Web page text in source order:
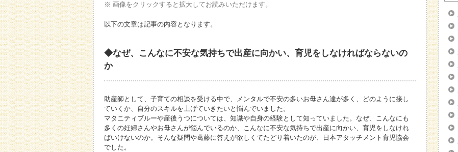
※ 画像をクリックすると拡大してお読みいただけます。
以下の文章は記事の内容となります。
◆なぜ、こんなに不安な気持ちで出産に向かい、育児をしなければならないの
か
助産師として、子育ての相談を受ける中で、メンタルで不安の多いお母さん達が多く、どのように接し
ていくか、自分のスキルを上げていきたいと悩んでいました。
マタニティブルーや産後うつについては、知識や自身の経験として知っていました。なぜ、こんなにも
多くの妊婦さんやお母さんが悩んでいるのか、こんなに不安な気持ちで出産に向かい、育児をしなけれ
ばいけないのか。そんな疑問や葛藤に答えが欲しくてたどり着いたのが、日本アタッチメント育児協会
でした。